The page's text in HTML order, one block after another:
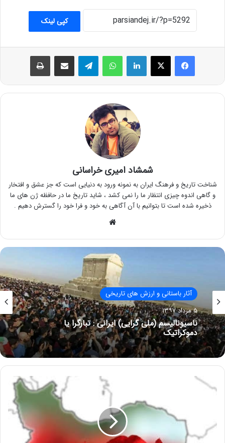
کپی لینک
فیس بوک X لینکدین واتس آپ تلگرام اشتراک گذاری از طریق ایمیل چاپ
شمشاد امیری خراسانی
شناخت تاریخ و فرهنگ ایران به نمونه ورود به دنیایی است که جز عشق و افتخار
و گاهی اندوه چیزی انتظار ما را نمی کشد ، شاید تاریخ ما در حافظه ژن های ما
ذخیره شده است تا بتوانیم با آن آگاهی به خود و فرا خود را گسترش دهیم .
آثار باستانی و ارزش های تاریخی
۵ مرداد ۱۳۹۷
ناسیونالیسم (ملی گرایی) ایرانی : تبارگرا یا
دموکراتیک